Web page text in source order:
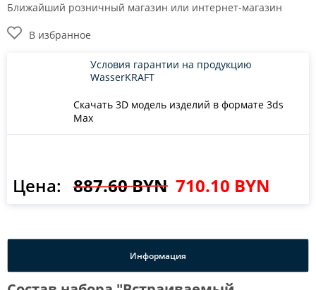
Ближайший розничный магазин или интернет-магазин
В избранное
Скачать 3D модель изделий в формате 3ds
Max
Условия гарантии на продукцию
WasserKRAFT
Цена: 887.60 BYN 710.10 BYN
Информация